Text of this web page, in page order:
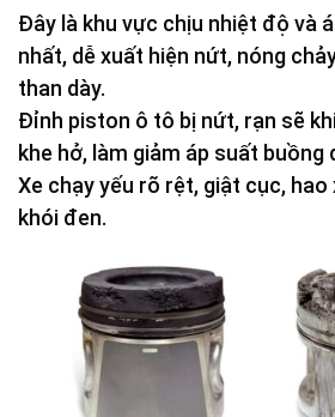
Đây là khu vực chịu nhiệt độ và
nhất, dễ xuất hiện nứt, nóng
than dày.
Đỉnh piston ô tô bị nứt, rạn sẽ
khe hở, làm giảm áp suất
Xe chạy yếu rõ rệt, giật cục,
khói đen.